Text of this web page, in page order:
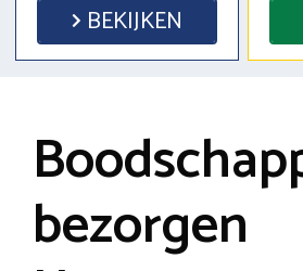
BEKIJKEN
bezorgen